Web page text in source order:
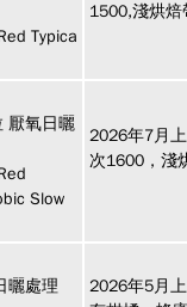
Typica
1500,淺烘
厭氧日曬
Slow
2026年7月
次1600，淺
曬處理
2026年5月